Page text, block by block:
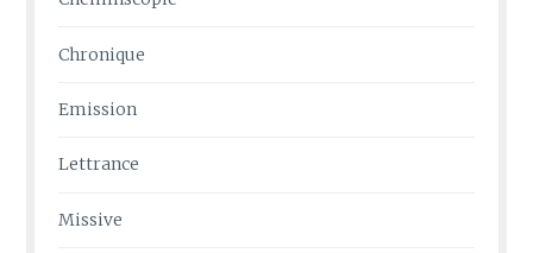
Chronique
Emission
Lettrance
Missive